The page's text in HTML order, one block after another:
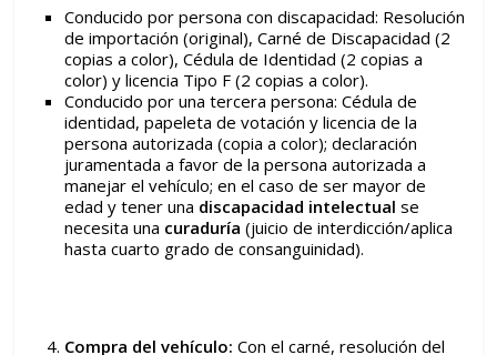
Conducido por persona con discapacidad: Resolución
de importación (original), Carné de Discapacidad (2
copias a color), Cédula de Identidad (2 copias a
color) y licencia Tipo F (2 copias a color).
Conducido por una tercera persona: Cédula de
identidad, papeleta de votación y licencia de la
persona autorizada (copia a color); declaración
juramentada a favor de la persona autorizada a
manejar el vehículo; en el caso de ser mayor de
edad y tener una discapacidad intelectual se
necesita una curaduría (juicio de interdicción/aplica
hasta cuarto grado de consanguinidad).
Compra del vehículo:Con el carné, resolución del